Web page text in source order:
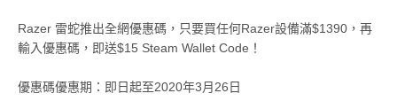
Razer 雷蛇推出全網優惠碼，只要買任何Razer設備滿$1390，再
輸入優惠碼，即送$15 Steam Wallet Code！
優惠碼優惠期：即日起至2020年3月26日